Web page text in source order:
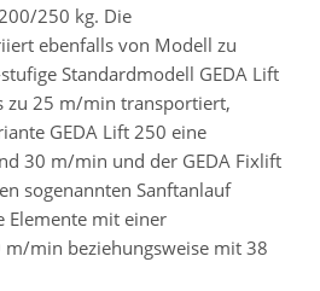
250 kg. Die
ebenfalls von Modell zu
Standardmodell GEDA Lift
zu 25 m/min transportiert,
GEDA Lift 250 eine
30 m/min und der GEDA Fixlift
sogenannten Sanftanlauf
Elemente mit einer
min beziehungsweise mit 38